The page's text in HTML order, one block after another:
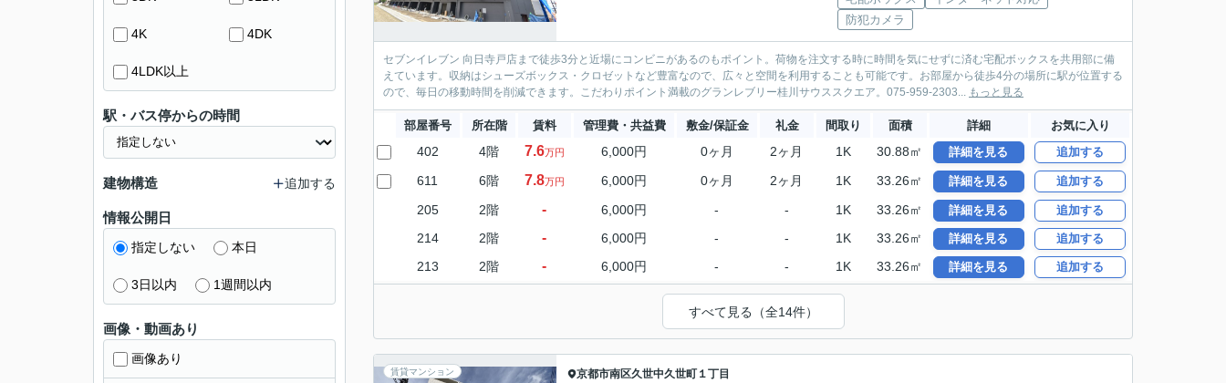
防犯カメラ
セブンイレブン 向日寺戸店まで徒歩3分と近場にコンビニがあるのもポイント。荷物を注文する時に時間を気にせずに済む宅配ボックスを共用部に備
えています。収納はシューズボックス・クロゼットなど豊富なので、広々と空間を利用することも可能です。お部屋から徒歩4分の場所に駅が位置する
ので、毎日の移動時間を削減できます。こだわりポイント満載のグランレブリー桂川サウススクエア。075-959-2303... もっと見る
部屋番号 所在階 賃料 管理費・共益費 敷金/保証金 礼金 間取り 面積 詳細 お気に入り
402 4階 7.6万円 6,000円 0ヶ月 2ヶ月 1K 30.88㎡ 詳細を見る 追加する
611 6階 7.8万円 6,000円 0ヶ月 2ヶ月 1K 33.26㎡ 詳細を見る 追加する
205 2階 - 6,000円 - - 1K 33.26㎡ 詳細を見る 追加する
214 2階 - 6,000円 - - 1K 33.26㎡ 詳細を見る 追加する
213 2階 - 6,000円 - - 1K 33.26㎡ 詳細を見る 追加する
すべて見る（全14件）
賃貸マンション 京都市南区久世中久世町１丁目
4K 4DK
4LDK以上
駅・バス停からの時間
建物構造 追加する
情報公開日
指定しない 本日
3日以内 1週間以内
画像・動画あり
画像あり